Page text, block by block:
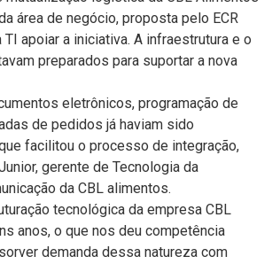
área de negócio, proposta pelo ECR
apoiar a iniciativa. A infraestrutura e o
preparados para suportar a nova
eletrônicos, programação de
de pedidos já haviam sido
facilitou o processo de integração,
gerente de Tecnologia da
da CBL alimentos.
tecnológica da empresa CBL
anos, o que nos deu competência
demanda dessa natureza com